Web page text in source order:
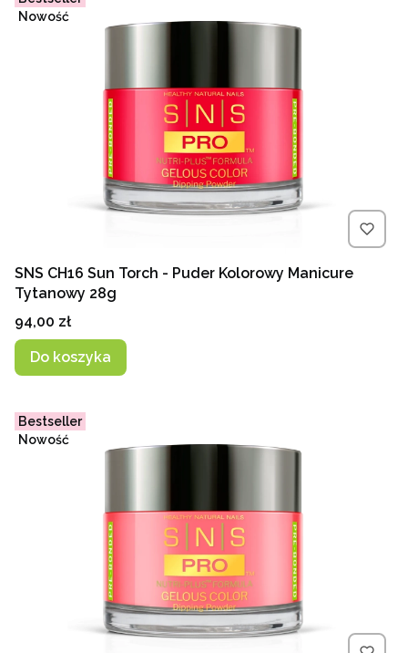
Nowość
SNS CH16 Sun Torch - Puder Kolorowy Manicure
Tytanowy 28g
Cena
94,00 zł
Do koszyka
Bestseller
Nowość